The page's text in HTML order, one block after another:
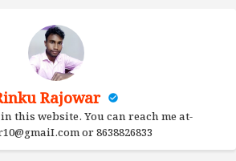
Rajowar
this website. You can reach me at-
or 8638826833